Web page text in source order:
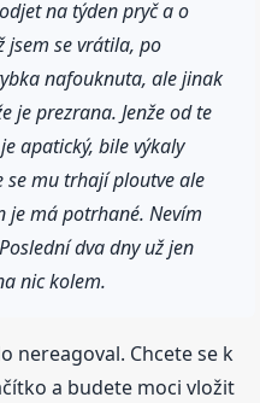
na týden pryč a o
jsem se vrátila, po
nafouknuta, ale jinak
je prezrana. Jenže od te
apatický, bile výkaly
se mu trhají ploutve ale
má potrhané. Nevím
dva dny už jen
nic kolem.
nereagoval. Chcete se k
a budete moci vložit